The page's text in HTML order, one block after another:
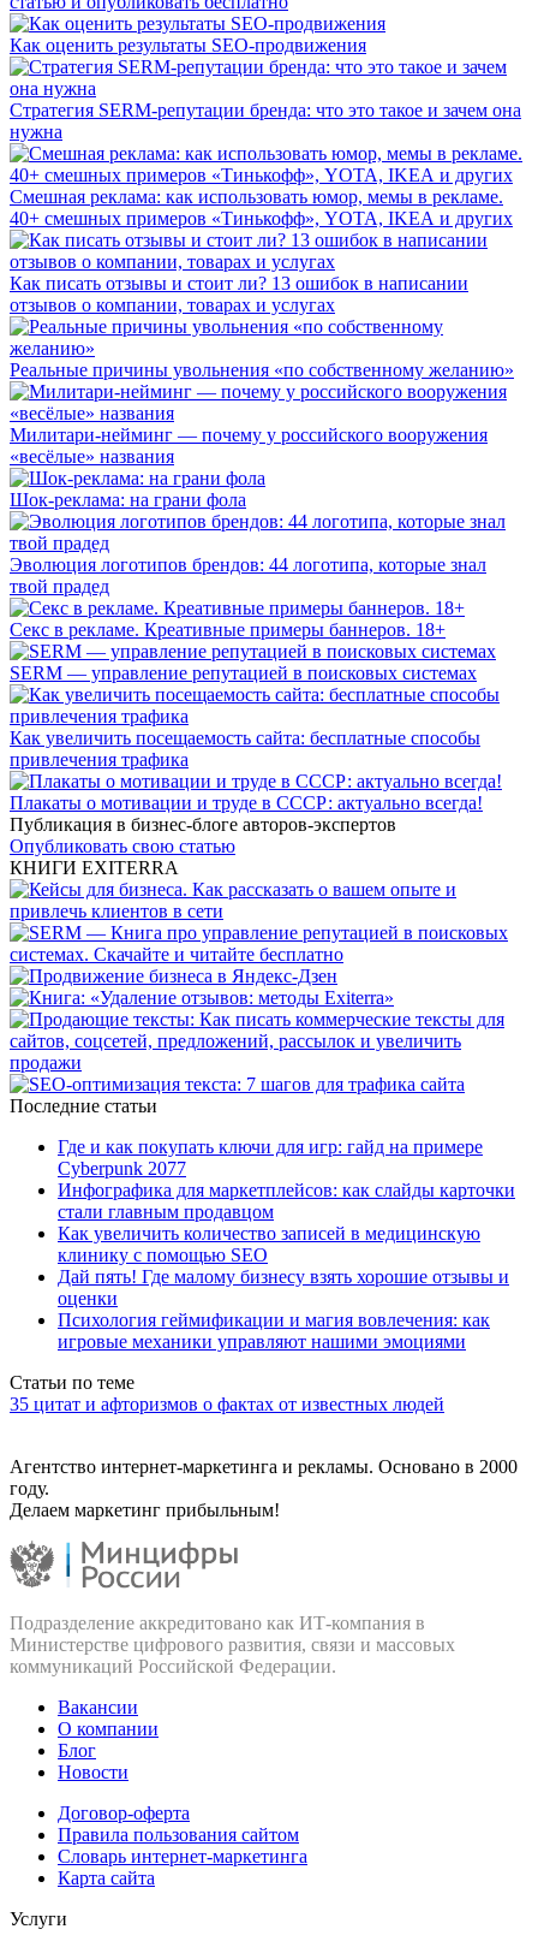
Как оценить результаты SEO-продвижения
Стратегия SERM-репутации бренда: что это такое и зачем она
нужна
Смешная реклама: как использовать юмор, мемы в рекламе.
40+ смешных примеров «Тинькофф», YOTA, IKEA и других
Как писать отзывы и стоит ли? 13 ошибок в написании
отзывов о компании, товарах и услугах
Реальные причины увольнения «по собственному желанию»
Милитари-нейминг — почему у российского вооружения
«весёлые» названия
Шок-реклама: на грани фола
Эволюция логотипов брендов: 44 логотипа, которые знал
твой прадед
Секс в рекламе. Креативные примеры баннеров. 18+
SERM — управление репутацией в поисковых системах
Как увеличить посещаемость сайта: бесплатные способы
привлечения трафика
Плакаты о мотивации и труде в СССР: актуально всегда!
Публикация в бизнес-блоге авторов-экспертов
Опубликовать свою статью
КНИГИ EXITERRA
Последние статьи
Где и как покупать ключи для игр: гайд на примере
Cyberpunk 2077
Инфографика для маркетплейсов: как слайды карточки
стали главным продавцом
Как увеличить количество записей в медицинскую
клинику с помощью SEO
Дай пять! Где малому бизнесу взять хорошие отзывы и
оценки
Психология геймификации и магия вовлечения: как
игровые механики управляют нашими эмоциями
Статьи по теме
35 цитат и афторизмов о фактах от известных людей
Агентство интернет-маркетинга и рекламы. Основано в 2000
году.
Делаем маркетинг прибыльным!
Подразделение аккредитовано как ИТ‑компания в
Министерстве цифрового развития, связи и массовых
коммуникаций Российской Федерации.
Вакансии
О компании
Блог
Новости
Договор-оферта
Правила пользования сайтом
Словарь интернет-маркетинга
Карта сайта
Услуги